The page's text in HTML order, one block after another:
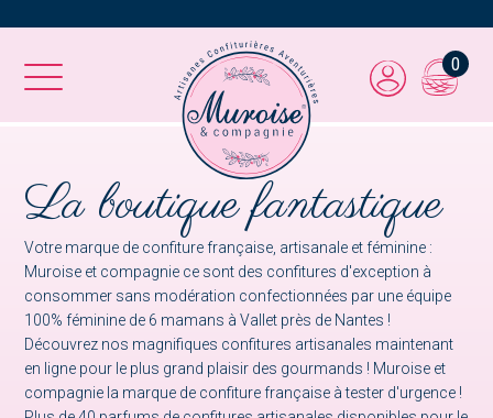
0
La boutique fantastique
Votre marque de confiture française, artisanale et féminine :
Muroise et compagnie ce sont des confitures d'exception à
consommer sans modération confectionnées par une équipe
100% féminine de 6 mamans à Vallet près de Nantes !
Découvrez nos magnifiques confitures artisanales maintenant
en ligne pour le plus grand plaisir des gourmands ! Muroise et
compagnie la marque de confiture française à tester d'urgence !